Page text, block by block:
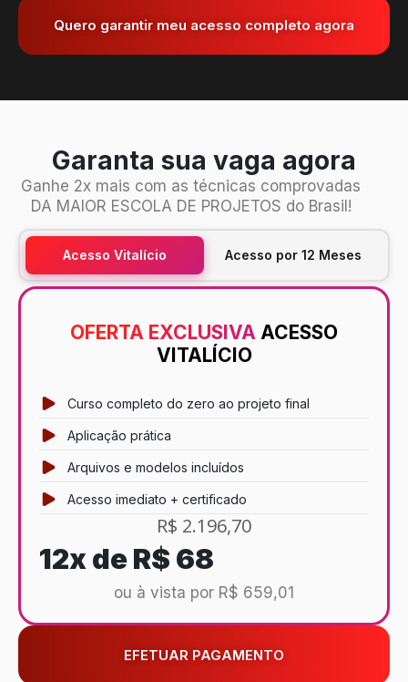
Quero garantir meu acesso completo agora
Garanta sua vaga agora
Ganhe 2x mais com as técnicas comprovadas
DA MAIOR ESCOLA DE PROJETOS do Brasil!
Acesso Vitalício Acesso por 12 Meses
OFERTA EXCLUSIVA ACESSO
VITALÍCIO
Curso completo do zero ao projeto final
Aplicação prática
Arquivos e modelos incluídos
Acesso imediato + certificado
R$ 2.196,70
12x deR$ 68
ou à vista por R$ 659,01
EFETUAR PAGAMENTO